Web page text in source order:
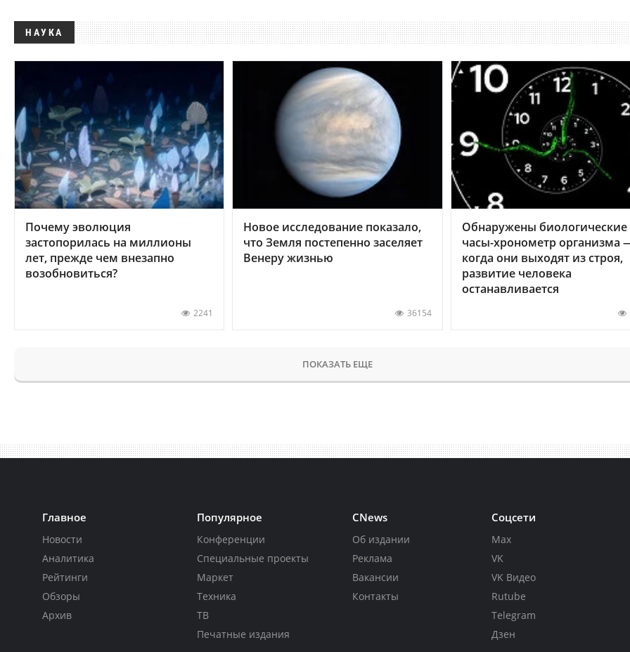
НАУКА
Почему эволюция
застопорилась на миллионы
лет, прежде чем внезапно
возобновиться?
2241
Новое исследование показало,
что Земля постепенно заселяет
Венеру жизнью
36154
Обнаружены биологические
часы-хронометр организма
когда они выходят из строя,
развитие человека
останавливается
ПОКАЗАТЬ ЕЩЕ
Главное
Новости
Аналитика
Рейтинги
Обзоры
Архив
Популярное
Конференции
Специальные проекты
Маркет
Техника
ТВ
Печатные издания
CNews
Об издании
Реклама
Вакансии
Контакты
Соцсети
Max
VK
VK Видео
Rutube
Telegram
Дзен